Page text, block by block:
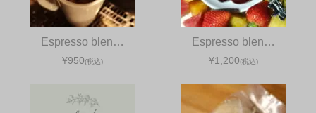
Espresso blen…
¥950(税込)
Espresso blen…
¥1,200(税込)